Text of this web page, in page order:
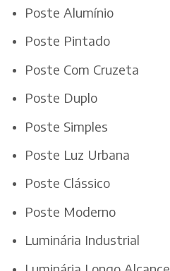
Poste Alumínio
Poste Pintado
Poste Com Cruzeta
Poste Duplo
Poste Simples
Poste Luz Urbana
Poste Clássico
Poste Moderno
Luminária Industrial